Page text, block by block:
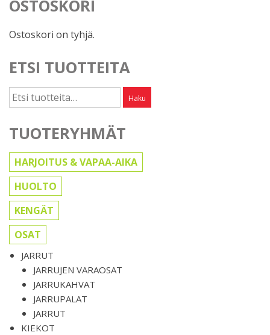
OSTOSKORI
Ostoskori on tyhjä.
ETSI TUOTTEITA
Etsi: Haku
TUOTERYHMÄT
HARJOITUS & VAPAA-AIKA
HUOLTO
KENGÄT
OSAT
JARRUT
JARRUJEN VARAOSAT
JARRUKAHVAT
JARRUPALAT
JARRUT
KIEKOT